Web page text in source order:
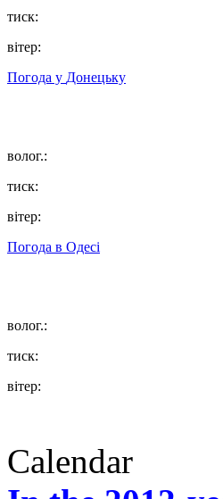
тиск:
вітер:
Погода у Донецьку
волог.:
тиск:
вітер:
Погода в Одесі
волог.:
тиск:
вітер:
Calendar